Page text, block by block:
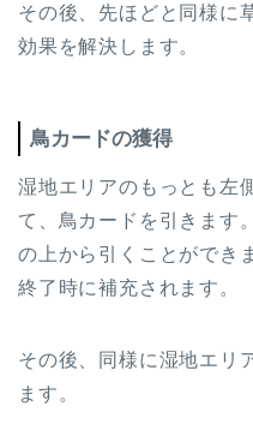
その後、先ほどと同様に
効果を解決します。
鳥カードの獲得
湿地エリアのもっとも左
て、鳥カードを引きます
の上から引くことができ
終了時に補充されます。
その後、同様に湿地エリ
ます。